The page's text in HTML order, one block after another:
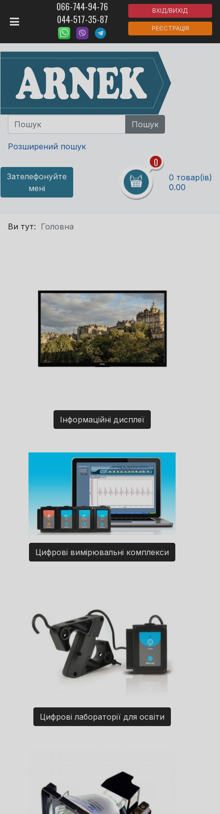
066-744-94-76
044-517-35-87
ВХІД/ВИХІД
РЕЄСТРАЦІЯ
Розширений пошук
Зателефонуйте
мені
0
0 товар(ів)
0.00
Ви тут: Головна
Інформаційні дисплеї
Цифрові вимірювальні комплекси
Цифрові лабораторії для освіти